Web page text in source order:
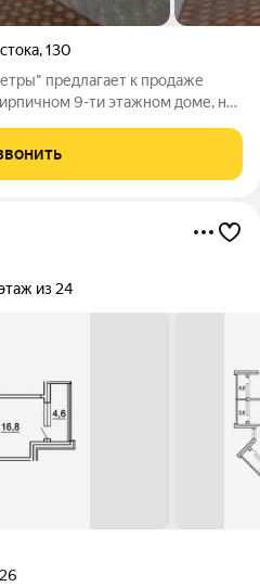
,130
предлагает к продаже
9-ти этажном доме, на
всем вопросам обращайтесь по
из 24